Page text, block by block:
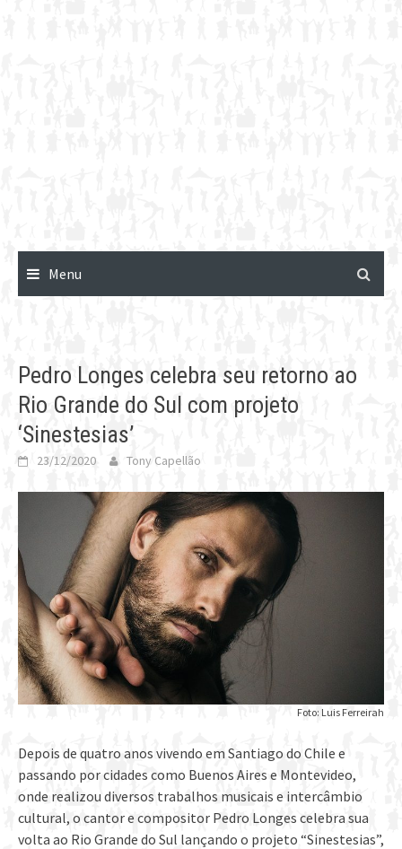
Menu
Pedro Longes celebra seu retorno ao
Rio Grande do Sul com projeto
‘Sinestesias’
23/12/2020 Tony Capellão
Foto: Luis Ferreirah
Depois de quatro anos vivendo em Santiago do Chile e
passando por cidades como Buenos Aires e Montevideo,
onde realizou diversos trabalhos musicais e intercâmbio
cultural, o cantor e compositor Pedro Longes celebra sua
volta ao Rio Grande do Sul lançando o projeto “Sinestesias”,